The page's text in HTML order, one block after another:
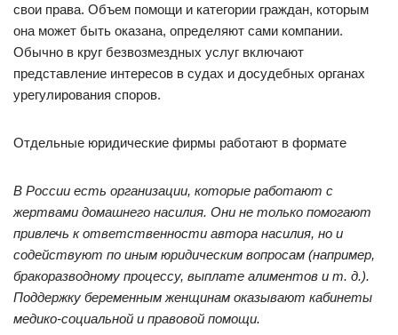
свои права. Объем помощи и категории граждан, которым
она может быть оказана, определяют сами компании.
Обычно в круг безвозмездных услуг включают
представление интересов в судах и досудебных органах
урегулирования споров.
Отдельные юридические фирмы работают в формате
В России есть организации, которые работают с
жертвами домашнего насилия. Они не только помогают
привлечь к ответственности автора насилия, но и
содействуют по иным юридическим вопросам (например,
бракоразводному процессу, выплате алиментов и т. д.).
Поддержку беременным женщинам оказывают кабинеты
медико-социальной и правовой помощи.